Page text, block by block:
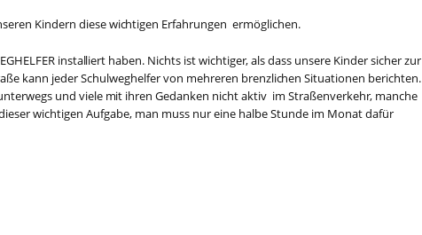
Kindern diese wichtigen Erfahrungen ermöglichen.
HELFER installiert haben. Nichts ist wichtiger, als dass unsere Kinder sicher zur
kann jeder Schulweghelfer von mehreren brenzlichen Situationen berichten.
und viele mit ihren Gedanken nicht aktiv im Straßenverkehr, manche
wichtigen Aufgabe, man muss nur eine halbe Stunde im Monatdafür